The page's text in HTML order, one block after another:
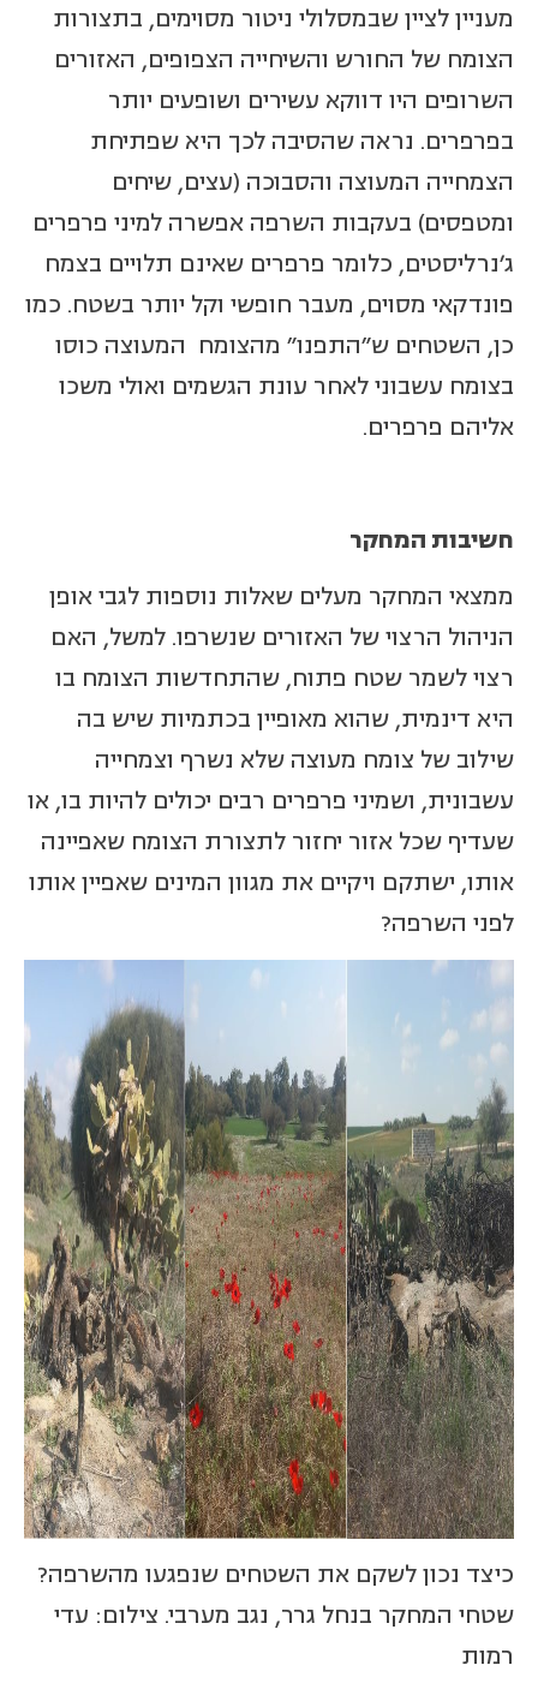
מעניין לציין שבמסלולי ניטור מסוימים, בתצורות
הצומח של החורש והשיחייה הצפופים, האזורים
השרופים היו דווקא עשירים ושופעים יותר
בפרפרים. נראה שהסיבה לכך היא שפתיחת
הצמחייה המעוצה והסבוכה (עצים, שיחים
ומטפסים) בעקבות השרפה אפשרה למיני פרפרים
ג'נרליסטים, כלומר פרפרים שאינם תלויים בצמח
פונדקאי מסוים, מעבר חופשי וקל יותר בשטח. כמו
כן, השטחים ש"התפנו" מהצומח המעוצה כוסו
בצומח עשבוני לאחר עונת הגשמים ואולי משכו
אליהם פרפרים.
חשיבות המחקר
ממצאי המחקר מעלים שאלות נוספות לגבי אופן
הניהול הרצוי של האזורים שנשרפו. למשל, האם
רצוי לשמר שטח פתוח, שהתחדשות הצומח בו
היא דינמית, שהוא מאופיין בכתמיות שיש בה
שילוב של צומח מעוצה שלא נשרף וצמחייה
עשבונית, ושמיני פרפרים רבים יכולים להיות בו, או
שעדיף שכל אזור יחזור לתצורת הצומח שאפיינה
אותו, ישתקם ויקיים את מגוון המינים שאפיין אותו
לפני השרפה?
כיצד נכון לשקם את השטחים שנפגעו מהשרפה?
שטחי המחקר בנחל גרר, נגב מערבי. צילום: עדי
רמות